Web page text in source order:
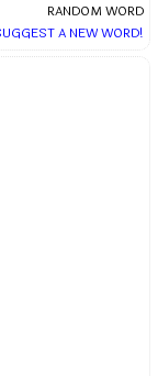
RANDOM WORD
A NEW WORD!